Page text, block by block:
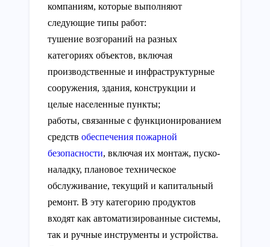
компаниям, которые выполняют
следующие типы работ:
тушение возгораний на разных
категориях объектов, включая
производственные и инфраструктурные
сооружения, здания, конструкции и
целые населенные пункты;
работы, связанные с функционированием
средств обеспечения пожарной
безопасности, включая их монтаж, пуско-
наладку, плановое техническое
обслуживание, текущий и капитальный
ремонт. В эту категорию продуктов
входят как автоматизированные системы,
так и ручные инструменты и устройства.